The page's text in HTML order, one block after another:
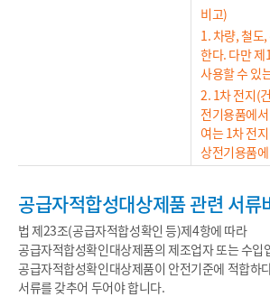
비고)
1. 차량, 철도
한다. 다만 제
사용할 수 있
2. 1차 전지(
전기용품에
여는 1차 전
상전기용품
공급자적합성대상제품 관련 서류
법 제23조(공급자적합성확인 등)제4항에 따라
공급자적합성확인대상제품의 제조업자 또는 수입
공급자적합성확인대상제품이 안전기준에 적합하
서류를 갖추어 두어야 합니다.